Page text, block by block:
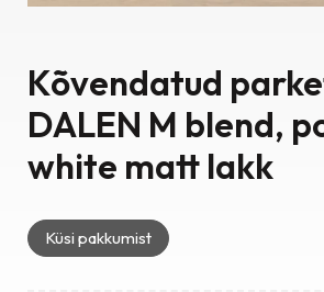
Kõvendatud
DALEN M blend,
white matt lakk
Küsi pakkumist